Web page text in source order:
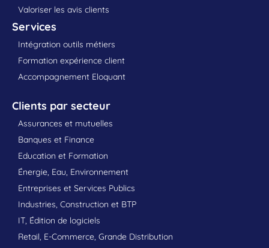
Valoriser les avis clients
Services
Intégration outils métiers
Formation expérience client
Accompagnement Eloquant
Clients par secteur
Assurances et mutuelles
Banques et Finance
Education et Formation
Énergie, Eau, Environnement
Entreprises et Services Publics
Industries, Construction et BTP
IT, Édition de logiciels
Retail, E-Commerce, Grande Distribution